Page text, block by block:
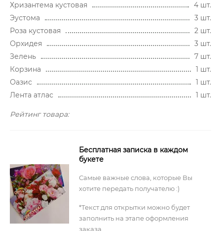
Хризантема кустовая
4 шт.
Эустома
3 шт.
Роза кустовая
2 шт.
Орхидея
3 шт.
Зелень
7 шт.
Корзина
1 шт.
Оазис
1 шт.
Лента атлас
1 шт.
Рейтинг товара:
Бесплатная записка в каждом
букете
Самые важные слова, которые Вы
хотите передать получателю :)
*Текст для открытки можно будет
заполнить на этапе оформления
заказа